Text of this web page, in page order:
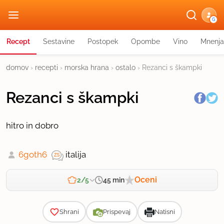
G
Recept Sestavine Postopek Opombe Vino Mnenja
domov › recepti › morska hrana › ostalo › Rezanci s škampki
Rezanci s škampki
hitro in dobro
6goth6 italija
2/5 45 min Oceni
Shrani Prispevaj Natisni